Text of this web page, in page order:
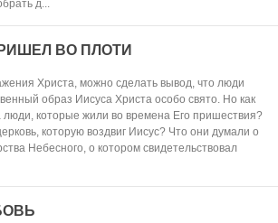
д...
ВО ПЛОТИ
Христа, можно сделать вывод, что люди
образ Иисуса Христа особо свято. Но как
которые жили во времена Его пришествия?
которую воздвиг Иисус? Что они думали о
Небесного, о котором свидетельствовал